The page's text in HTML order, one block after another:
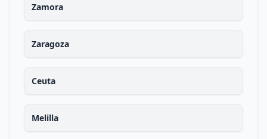
Zamora
Zaragoza
Ceuta
Melilla